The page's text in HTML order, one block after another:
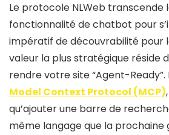
Le protocole NLWeb transcende
fonctionnalité de chatbot pour
impératif de découvrabilité pour
valeur la plus stratégique réside
rendre votre site “Agent-
Model Context Protocol (MCP)
qu’ajouter une barre de
même langage que la prochaine